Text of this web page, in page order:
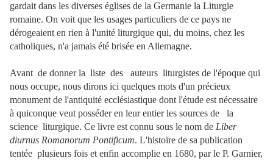
gardait dans les diverses églises de la Germanie la Liturgie
romaine. On voit que les usages particuliers de ce pays ne
dérogeaient en rien à l'unité liturgique qui, du moins, chez les
catholiques, n'a jamais été brisée en Allemagne.
Avant de donner la liste des auteurs liturgistes de l'époque qui
nous occupe, nous dirons ici quelques mots d'un précieux
monument de l'antiquité ecclésiastique dont l'étude est nécessaire
à quiconque veut posséder en leur entier les sources de la
science liturgique. Ce livre est connu sous le nom de Liber
diurnus Romanorum Pontificum. L'histoire de sa publication
tentée plusieurs fois et enfin accomplie en 1680, par le P. Garnier,